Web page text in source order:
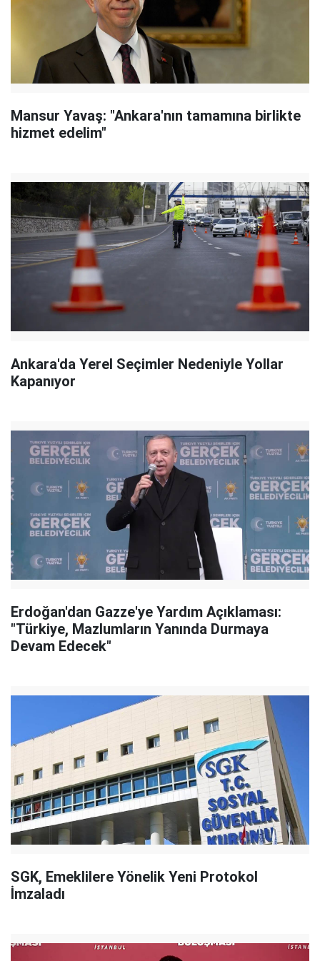
Mansur Yavaş: "Ankara'nın tamamına birlikte
hizmet edelim"
Ankara'da Yerel Seçimler Nedeniyle Yollar
Kapanıyor
Erdoğan'dan Gazze'ye Yardım Açıklaması:
"Türkiye, Mazlumların Yanında Durmaya
Devam Edecek"
SGK, Emeklilere Yönelik Yeni Protokol
İmzaladı